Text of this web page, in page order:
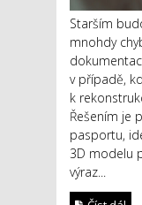
Starším
mnohdy
v případě,
k
Řešením je
pasportu,
3D modelu
výraz...